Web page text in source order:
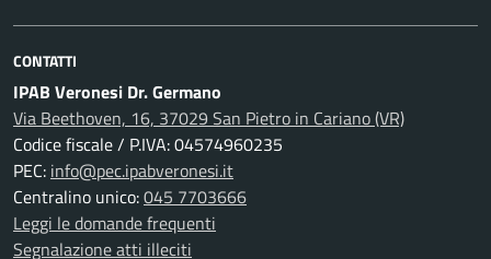
CONTATTI
IPAB Veronesi Dr. Germano
Via Beethoven, 16, 37029 San Pietro in Cariano (VR)
Codice fiscale / P.IVA: 04574960235
PEC: info@pec.ipabveronesi.it
Centralino unico:045 7703666
Leggi le domande frequenti
Segnalazione atti illeciti